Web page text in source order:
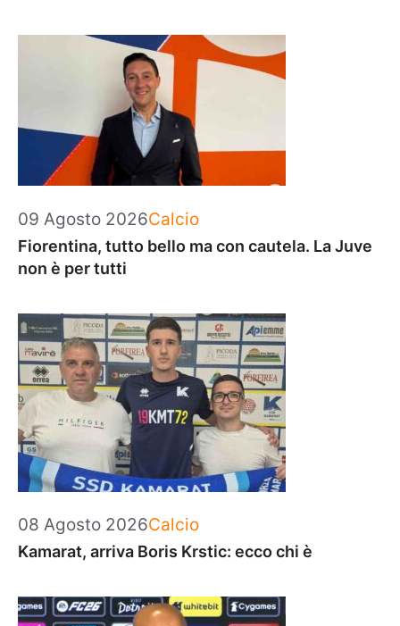
09 Agosto 2026Categorie
Calcio
Fiorentina, tutto bello ma con cautela. La Juve
non è per tutti
08 Agosto 2026Categorie
Calcio
Kamarat, arriva Boris Krstic: ecco chi è